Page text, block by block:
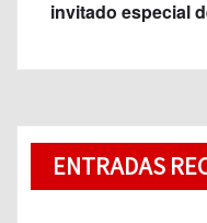
invitado especial
ENTRADAS